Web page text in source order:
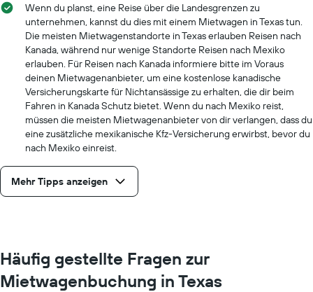
Wenn du planst, eine Reise über die Landesgrenzen zu
unternehmen, kannst du dies mit einem Mietwagen in Texas tun.
Die meisten Mietwagenstandorte in Texas erlauben Reisen nach
Kanada, während nur wenige Standorte Reisen nach Mexiko
erlauben. Für Reisen nach Kanada informiere bitte im Voraus
deinen Mietwagenanbieter, um eine kostenlose kanadische
Versicherungskarte für Nichtansässige zu erhalten, die dir beim
Fahren in Kanada Schutz bietet. Wenn du nach Mexiko reist,
müssen die meisten Mietwagenanbieter von dir verlangen, dass du
eine zusätzliche mexikanische Kfz-Versicherung erwirbst, bevor du
nach Mexiko einreist.
Mehr Tipps anzeigen
Häufig gestellte Fragen zur
Mietwagenbuchung in Texas